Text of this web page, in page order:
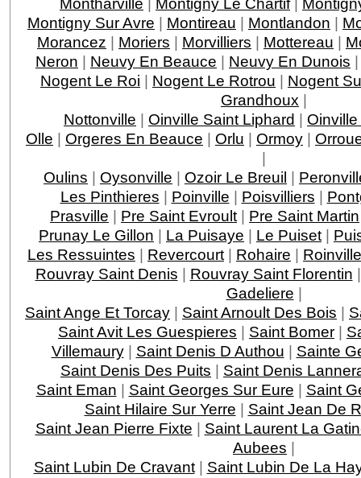
Montigny Sur Avre | Montireau | Montlandon |
Morancez | Moriers | Morvilliers | Mottereau |
Neron | Neuvy En Beauce | Neuvy En Dunois
Nogent Le Roi | Nogent Le Rotrou | Nogent
Grandhoux |
Nottonville | Oinville Saint Liphard |
Olle | Orgeres En Beauce | Orlu | Ormoy |
|
Oulins | Oysonville | Ozoir Le Breuil |
Les Pinthieres | Poinville | Poisvilliers |
Prasville | Pre Saint Evroult | Pre Saint Martin
Prunay Le Gillon | La Puisaye | Le Puiset |
Les Ressuintes | Revercourt | Rohaire | Roinville
Rouvray Saint Denis | Rouvray Saint Florentin
Gadeliere |
Saint Ange Et Torcay | Saint Arnoult Des Bois |
Saint Avit Les Guespieres | Saint Bomer |
Villemaury| Saint Denis D Authou | Sainte
Saint Denis Des Puits | Saint Denis
Saint Eman | Saint Georges Sur Eure | Saint
Saint Hilaire Sur Yerre | Saint Jean De
Saint Jean Pierre Fixte | Saint Laurent La
Aubees |
Saint Lubin De Cravant| Saint Lubin De La